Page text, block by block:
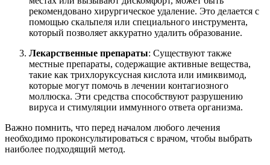
рекомендовано хирургическое удаление. Это делается с
помощью скальпеля или специального инструмента,
который позволяет аккуратно удалить образование.
Лекарственные препараты: Существуют также
местные препараты, содержащие активные вещества,
такие как трихлоруксусная кислота или имиквимод,
которые могут помочь в лечении контагиозного
моллюска. Эти средства способствуют разрушению
вируса и стимуляции иммунного ответа организма.
Важно помнить, что перед началом любого лечения
необходимо проконсультироваться с врачом, чтобы выбрать
наиболее подходящий метод.